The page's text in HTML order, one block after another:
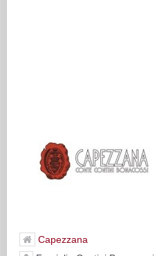
Capezzana